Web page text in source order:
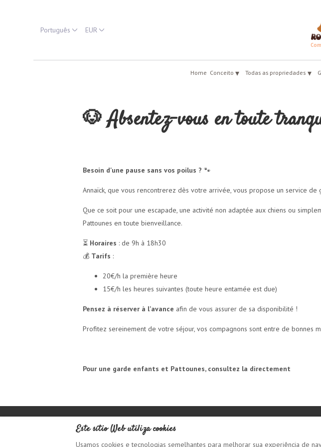
Português EUR
Home Conceito ▾ Todas as propriedades ▾
🐶 Absentez-vous en toute
Besoin d'une pause sans vos poilus ? 🐾
Annaïck, que vous rencontrerez dès votre arrivée, vous propose un service
Que ce soit pour une escapade, une activité non adaptée aux chiens ou
Pattounes en toute bienveillance.
⏳ Horaires : de 9h à 18h30
💰 Tarifs :
20€/h la première heure
15€/h les heures suivantes (toute heure entamée est due)
Pensez à réserver à l'avance afin de vous assurer de sa disponibilité !
Profitez sereinement de votre séjour, vos compagnons sont entre de bonnes
Pour une garde enfants et Pattounes, consultez la directement
Português EUR
Este sítio Web utiliza cookies
Usamos cookies e tecnologias semelhantes para melhorar sua experiência de